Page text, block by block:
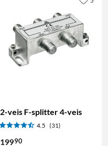
2-veis F-splitter 4-veis
4.5 (31)
19990